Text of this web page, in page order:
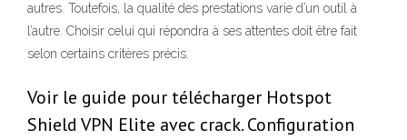
autres. Toutefois, la qualité des prestations varie d’un outil à
l’autre. Choisir celui qui répondra à ses attentes doit être fait
selon certains critères précis.
Voir le guide pour télécharger Hotspot
Shield VPN Elite avec crack. Configuration